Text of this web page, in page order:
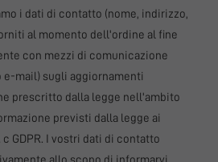
i dati di contatto (nome, indirizzo,
al momento dell'ordine al fine
con mezzi di comunicazione
e-mail) sugli aggiornamenti
prescritto dalla legge nell'ambito
previsti dalla legge ai
c GDPR. I vostri dati di contatto